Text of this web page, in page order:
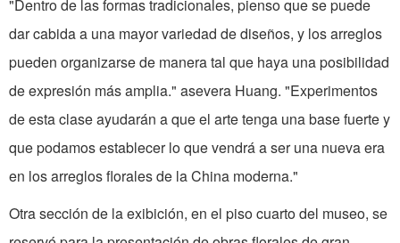
"Dentro de las formas tradicionales, pienso que se puede
dar cabida a una mayor variedad de diseños, y los arreglos
pueden organizarse de manera tal que haya una posibilidad
de expresión más amplia." asevera Huang. "Experimentos
de esta clase ayudarán a que el arte tenga una base fuerte y
que podamos establecer lo que vendrá a ser una nueva era
en los arreglos florales de la China moderna."
Otra sección de la exibición, en el piso cuarto del museo, se